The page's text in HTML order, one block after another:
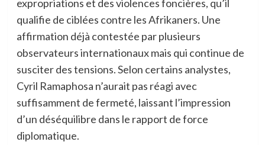
expropriations et des violences foncières, qu’il
qualifie de ciblées contre les Afrikaners. Une
affirmation déjà contestée par plusieurs
observateurs internationaux mais qui continue de
susciter des tensions. Selon certains analystes,
Cyril Ramaphosa n’aurait pas réagi avec
suffisamment de fermeté, laissant l’impression
d’un déséquilibre dans le rapport de force
diplomatique.